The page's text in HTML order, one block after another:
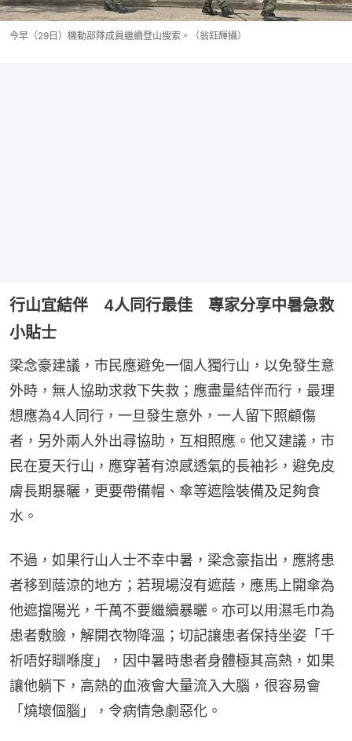
今早（29日）機動部隊成員繼續登山搜索。（翁鈺輝攝）
行山宜結伴 4人同行最佳 專家分享中暑急救
小貼士
梁念豪建議，市民應避免一個人獨行山，以免發生意
外時，無人協助求救下失救；應盡量結伴而行，最理
想應為4人同行，一旦發生意外，一人留下照顧傷
者，另外兩人外出尋協助，互相照應。他又建議，市
民在夏天行山，應穿著有涼感透氣的長袖衫，避免皮
膚長期暴曬，更要帶備帽、傘等遮陰裝備及足夠食
水。
不過，如果行山人士不幸中暑，梁念豪指出，應將患
者移到蔭涼的地方；若現場沒有遮蔭，應馬上開傘為
他遮擋陽光，千萬不要繼續暴曬。亦可以用濕毛巾為
患者敷臉，解開衣物降溫；切記讓患者保持坐姿「千
祈唔好瞓喺度」，因中暑時患者身體極其高熱，如果
讓他躺下，高熱的血液會大量流入大腦，很容易會
「燒壞個腦」，令病情急劇惡化。